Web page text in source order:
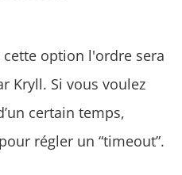
cette option l'ordre sera
Kryll. Si vous voulez
certain temps,
régler un “timeout”.